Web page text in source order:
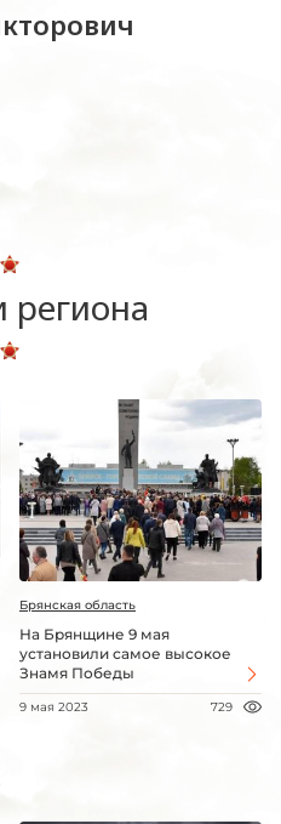
региона
Брянская область
На Брянщине 9 мая
установили самое высокое
Знамя Победы
9 мая 2023 729